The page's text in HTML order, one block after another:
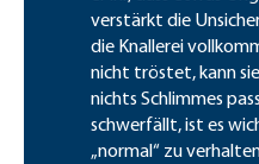
verstärkt die
die Knallerei
nicht tröstet, kann
nichts Schlimmes
schwerfällt, ist es
„normal“ zu